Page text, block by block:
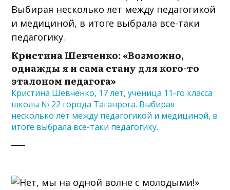
Кристина Шевченко: «Возможно,
однажды я и сама стану для кого-то
эталоном педагога»
Кристина Шевченко, 17 лет, ученица 11-го класса
школы № 22 города Таганрога. Выбирая
несколько лет между педагогикой и медициной, в
итоге выбрала все-таки педагогику.